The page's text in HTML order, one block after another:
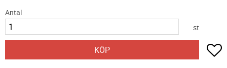
Antal
st
KÖP